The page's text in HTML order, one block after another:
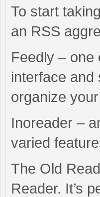
To start
an RSS
Feedly – one
interface and
organize
Inoreader –
varied
The Old
Reader. It’s